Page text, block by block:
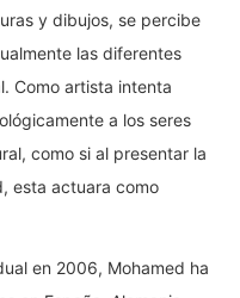
y dibujos, se percibe
las diferentes
Como artista intenta
a los seres
como si al presentar la
esta actuara como
en 2006, Mohamed ha